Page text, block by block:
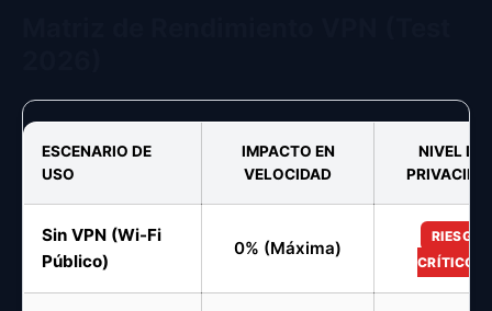
ESCENARIO DE
USO
IMPACTO EN
VELOCIDAD
NIVEL DE
Sin VPN (Wi-Fi
Público)
0% (Máxima)
RIESGO
CRÍTICO